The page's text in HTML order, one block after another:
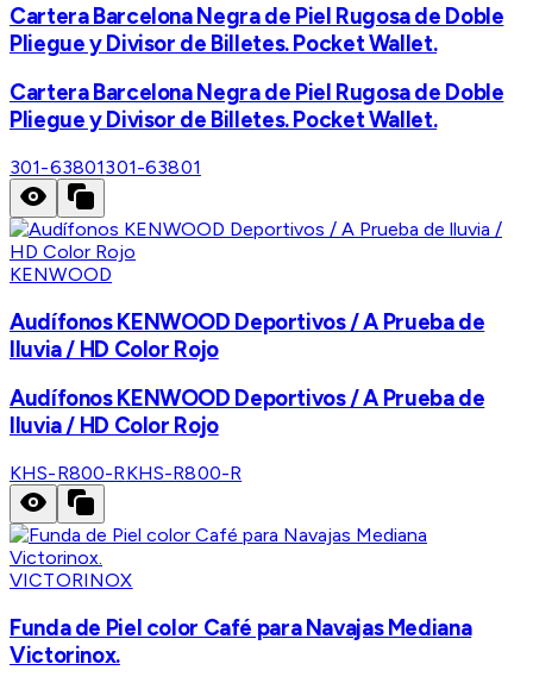
Cartera Barcelona Negra de Piel Rugosa de Doble
Pliegue y Divisor de Billetes. Pocket Wallet.
Cartera Barcelona Negra de Piel Rugosa de Doble
Pliegue y Divisor de Billetes. Pocket Wallet.
301-63801301-63801
KENWOOD
Audífonos KENWOOD Deportivos / A Prueba de
lluvia / HD Color Rojo
Audífonos KENWOOD Deportivos / A Prueba de
lluvia / HD Color Rojo
KHS-R800-RKHS-R800-R
VICTORINOX
Funda de Piel color Café para Navajas Mediana
Victorinox.